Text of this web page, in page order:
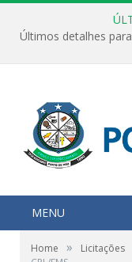
MENU
Home » Licitações